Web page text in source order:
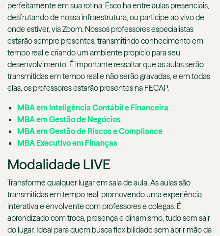
perfeitamente em sua rotina. Escolha entre aulas presenciais,
desfrutando de nossa infraestrutura, ou participe ao vivo de
onde estiver, via Zoom. Nossos professores especialistas
estarão sempre presentes, transmitindo conhecimento em
tempo real e criando um ambiente propício para seu
desenvolvimento. É importante ressaltar que as aulas serão
transmitidas em tempo real e não serão gravadas, e em todas
elas, os professores estarão presentes na FECAP.
MBA em Inteligência Contábil e Financeira
MBA em Gestão de Negócios
MBA em Gestão de Riscos e Compliance
MBA Executivo em Finanças
Modalidade LIVE
Transforme qualquer lugar em sala de aula. As aulas são
transmitidas em tempo real, promovendo uma experiência
interativa e envolvente com professores e colegas. É
aprendizado com troca, presença e dinamismo, tudo sem sair
do lugar. Ideal para quem busca flexibilidade sem abrir mão da